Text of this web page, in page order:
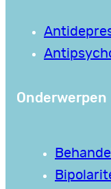
Onderwerpen